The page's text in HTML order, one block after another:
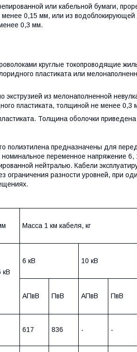
или кабельной бумаги,
0,15 мм, или из водоблокирующей
0,3 мм.
круглые токопроводящие
пластиката или
из мелонаполненной
пластиката, толщиной не менее 0,3
Толщина оболочки
полиэтилена предназначены для
номинальное переменное напряжение
нейтралью. Кабели
ограничения разности уровней, при
Масса 1 км кабеля, кг
кВ
6 кВ 10 кВ
АПвВ ПвВ АПвВ ПвВ
617 836 - -